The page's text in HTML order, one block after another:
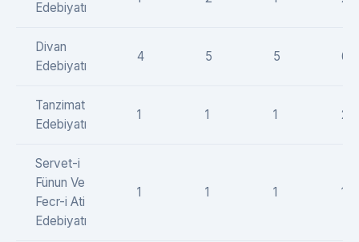
Edebiyatı
Divan
Edebiyatı
4 5 5 6
Tanzimat
Edebiyatı
1 1 1 2
Servet-i
Fünun Ve
Fecr-i Ati
Edebiyatı
1 1 1 1